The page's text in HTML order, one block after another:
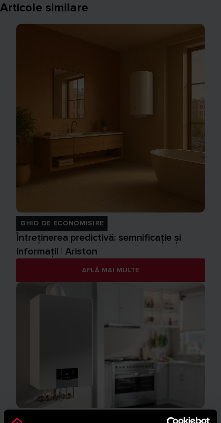
Articole similare
GHID DE ECONOMISIRE
Întreținerea predictivă: semnificație și
informații | Ariston
AFLĂ MAI MULTE
INSTALARE ȘI ÎNTREȚINERE